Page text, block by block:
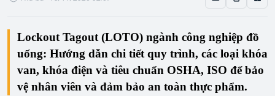
Lockout Tagout (LOTO) ngành công nghiệp đồ
uống: Hướng dẫn chi tiết quy trình, các loại khóa
van, khóa điện và tiêu chuẩn OSHA, ISO để bảo
vệ nhân viên và đảm bảo an toàn thực phẩm.